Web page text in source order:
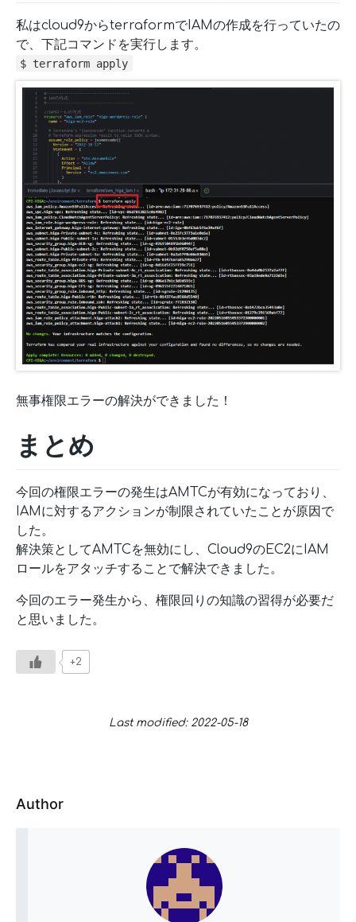
私はcloud9からterraformでIAMの作成を行っていたの
で、下記コマンドを実行します。
$ terraform apply
無事権限エラーの解決ができました！
まとめ
今回の権限エラーの発生はAMTCが有効になっており、
IAMに対するアクションが制限されていたことが原因で
した。
解決策としてAMTCを無効にし、Cloud9のEC2にIAM
ロールをアタッチすることで解決できました。
今回のエラー発生から、権限回りの知識の習得が必要だ
と思いました。
+2
Last modified: 2022-05-18
Author